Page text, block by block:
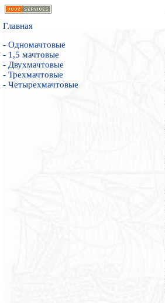
Главная
- Одномачтовые
- 1,5 мачтовые
- Двухмачтовые
- Трехмачтовые
- Четырехмачтовые